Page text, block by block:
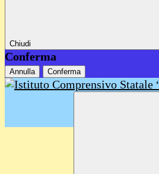
Chiudi
Conferma
Annulla Conferma